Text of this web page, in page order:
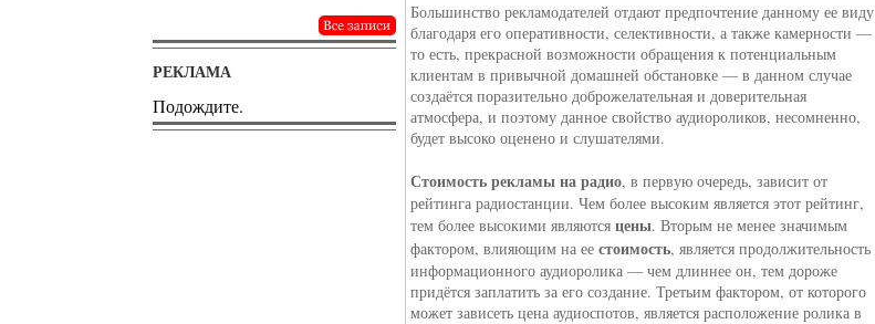
РЕКЛАМА
Подождите.
Большинство рекламодателей отдают предпочтение данному ее виду
благодаря его оперативности, селективности, а также камерности —
то есть, прекрасной возможности обращения к потенциальным
клиентам в привычной домашней обстановке — в данном случае
создаётся поразительно доброжелательная и доверительная
атмосфера, и поэтому данное свойство аудиороликов, несомненно,
будет высоко оценено и слушателями.
Стоимость рекламы на радио, в первую очередь, зависит от
рейтинга радиостанции. Чем более высоким является этот рейтинг,
тем более высокими являютсяцены. Вторым не менее значимым
фактором, влияющим на еестоимость, является продолжительность
информационного аудиоролика — чем длиннее он, тем дороже
придётся заплатить за его создание. Третьим фактором, от которого
может зависеть цена аудиоспотов, является расположение ролика в